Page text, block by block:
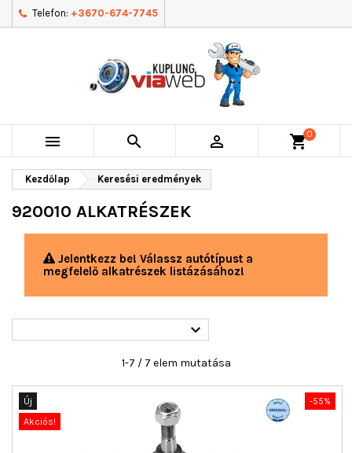
Telefon: +3670-674-7745
   shopping_cart0
Kezdőlap Keresési eredmények
920010 ALKATRÉSZEK
Jelentkezz be! Válassz autótípust a
megfelelő alkatrészek listázásához!

1-7 / 7 elem mutatása
-55%
Új
Akciós!